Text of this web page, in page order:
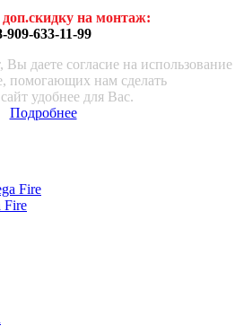
на монтаж:
909-633-11-99
даете согласие на использование
помогающих нам сделать
удобнее для Вас.
Подробнее
Fire